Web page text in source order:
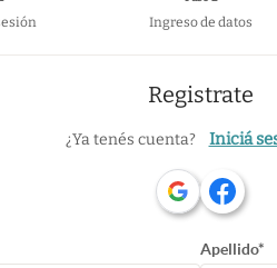
Ingreso de datos
Registrate
¿Ya tenés cuenta? Iniciá
Apellido*